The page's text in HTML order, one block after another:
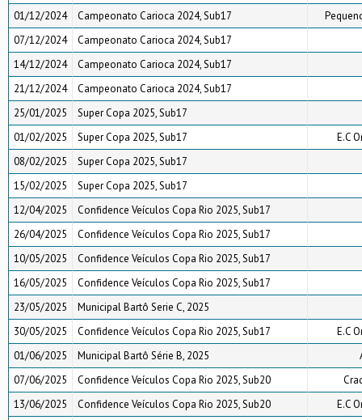
01/12/2024 Campeonato Carioca 2024, Sub17
07/12/2024
Campeonato Carioca 2024, Sub17
14/12/2024
Campeonato Carioca 2024, Sub17
21/12/2024
Campeonato Carioca 2024, Sub17
25/01/2025
Super Copa 2025, Sub17
01/02/2025
Super Copa 2025, Sub17
E.C
08/02/2025
Super Copa 2025, Sub17
15/02/2025
Super Copa 2025, Sub17
12/04/2025
Confidence Veículos Copa Rio 2025, Sub17
26/04/2025
Confidence Veículos Copa Rio 2025, Sub17
10/05/2025
Confidence Veículos Copa Rio 2025, Sub17
16/05/2025
Confidence Veículos Copa Rio 2025, Sub17
23/05/2025
Municipal Bartô Serie C, 2025
30/05/2025
Confidence Veículos Copa Rio 2025, Sub17
E.C
01/06/2025
Municipal Bartô Série B, 2025
07/06/2025
Confidence Veículos Copa Rio 2025, Sub20
13/06/2025
Confidence Veículos Copa Rio 2025, Sub20
E.C